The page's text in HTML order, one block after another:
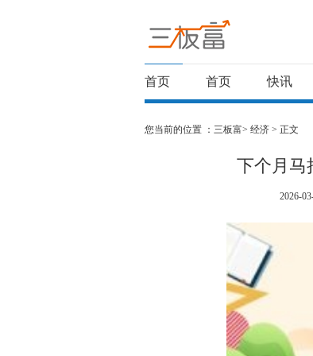
首页 首页 快讯
您当前的位置 ： 三板富> 经济 > 正文
下个月马
2026-